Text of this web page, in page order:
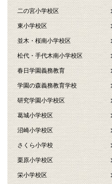
二の宮小学校区
東小学校区
並木・桜南小学校区
松代・手代木南小学校区
春日学園義務教育
学園の森義務教育学校
研究学園小学校区
葛城小学校区
沼崎小学校区
さくら小学校
栗原小学校区
栄小学校区